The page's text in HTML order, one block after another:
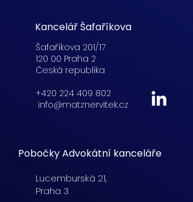
Kancelář Šafaříkova
Šafaříkova 201/17
120 00 Praha 2
Česká republika
+420 224 409 802
info@matznervitek.cz
Pobočky Advokátní kanceláře
Lucemburská 21,
Praha 3